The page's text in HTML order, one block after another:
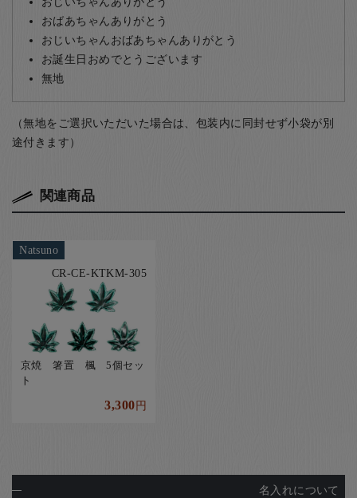
おばあちゃんありがとう
おじいちゃんおばあちゃんありがとう
お誕生日おめでとうございます
無地
（無地をご選択いただいた場合は、包装内に同封せず小袋が別
途付きます）
関連商品
Natsuno
CR-CE-KTKM-305
京焼 箸置 楓 5個セッ
ト
3,300円
名入れについて